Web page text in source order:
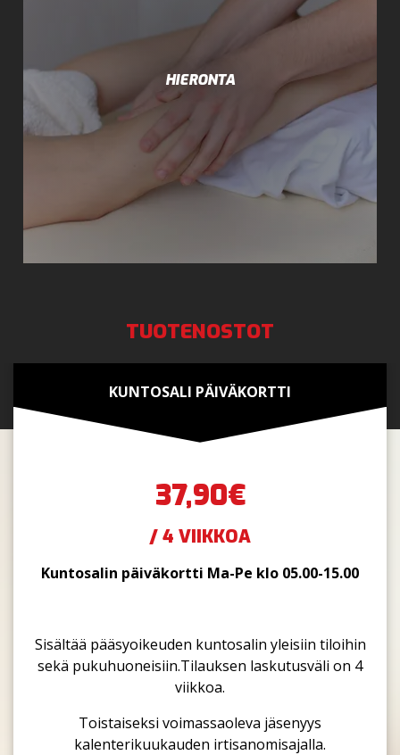
HIERONTA
TUOTENOSTOT
KUNTOSALI PÄIVÄKORTTI
37,90€
/ 4 VIIKKOA
Kuntosalin päiväkortti Ma-Pe klo 05.00-15.00
Sisältää pääsyoikeuden kuntosalin yleisiin tiloihin
sekä pukuhuoneisiin.Tilauksen laskutusväli on 4
viikkoa.
Toistaiseksi voimassaoleva jäsenyys
kalenterikuukauden irtisanomisajalla.